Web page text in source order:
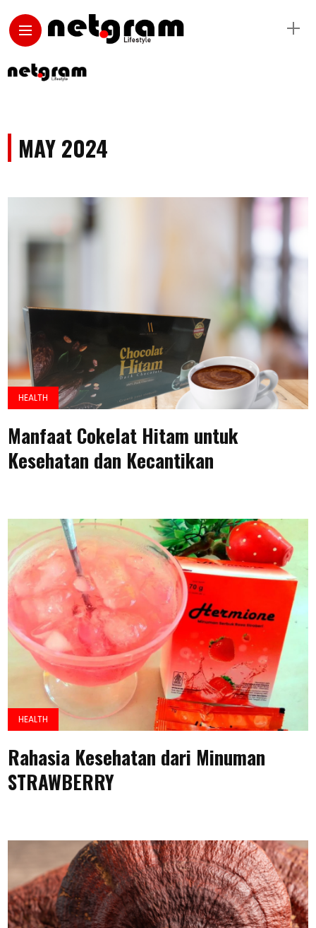
MAY 2024
HEALTH
Manfaat Cokelat Hitam untuk
Kesehatan dan Kecantikan
HEALTH
Rahasia Kesehatan dari Minuman
STRAWBERRY